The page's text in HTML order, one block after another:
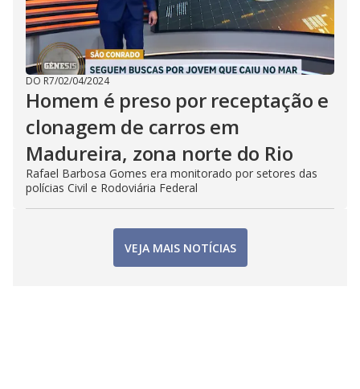
DO R7/02/04/2024
Homem é preso por receptação e
clonagem de carros em
Madureira, zona norte do Rio
Rafael Barbosa Gomes era monitorado por setores das
polícias Civil e Rodoviária Federal
VEJA MAIS NOTÍCIAS